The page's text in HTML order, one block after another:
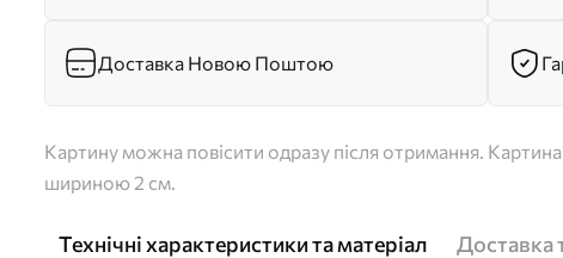
Доставка Новою Поштою
Картину можна повісити одразу після отримання.
шириною 2 см.
Технічні характеристики та матеріал Доставка